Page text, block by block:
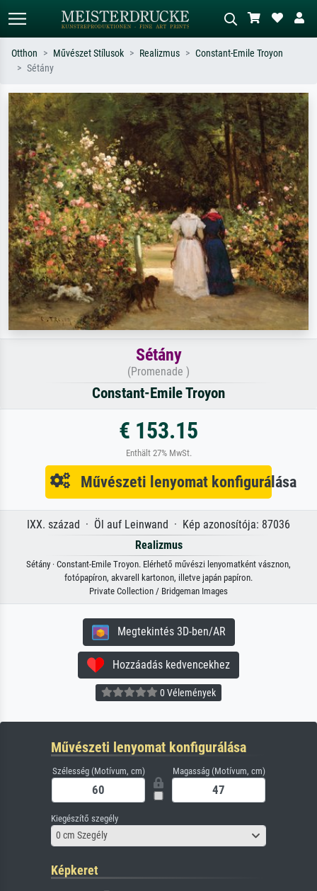
Keressen művész, műcím vagy stílus
szerint – pl. Monet, Csillagos éj,
impresszionizmus, Hokusai-hullám,
akt.
Írja le a jelenetet – pl. zöld rét, sok
piros absztrakt, sötét olajkép, álló akt
egy fa mellett.
Otthon Művészet Stílusok Realizmus
Constant-Emile Troyon
Sétány
Sétány
(Promenade )
Constant-Emile Troyon
€ 153.15
Enthält 27% MwSt.
Művészeti lenyomat konfigurálása
IXX. század · Öl auf Leinwand · Kép azonosítója: 87036
Realizmus
Sétány · Constant-Emile Troyon. Elérhető művészi lenyomatként vásznon,
fotópapíron, akvarell kartonon, illetve japán papíron.
Private Collection / Bridgeman Images
Megtekintés 3D-ben/AR
Hozzáadás kedvencekhez
0 Vélemények
Művészeti lenyomat konfigurálása
Szélesség (Motívum, cm) Magasság (Motívum, cm)
Kiegészítő szegély
0 cm Szegély
Képkeret